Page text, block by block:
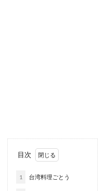
目次
1 台湾料理ごとう